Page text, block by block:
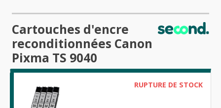
Cartouches d'encre
reconditionnées Canon
Pixma TS 9040
RUPTURE DE STOCK